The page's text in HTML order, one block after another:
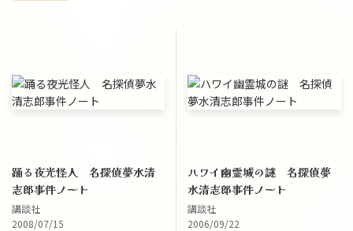
踊る夜光怪人 名探偵夢水清
志郎事件ノート
講談社
2008/07/15
ハワイ幽霊城の謎 名探偵夢
水清志郎事件ノート
講談社
2006/09/22